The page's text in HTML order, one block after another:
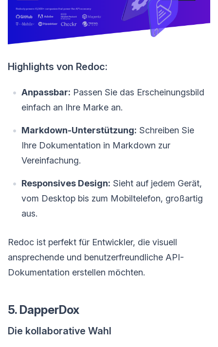
Highlights von Redoc:
Anpassbar: Passen Sie das Erscheinungsbild
einfach an Ihre Marke an.
Markdown-Unterstützung: Schreiben Sie
Ihre Dokumentation in Markdown zur
Vereinfachung.
Responsives Design: Sieht auf jedem Gerät,
vom Desktop bis zum Mobiltelefon, großartig
aus.
Redoc ist perfekt für Entwickler, die visuell
ansprechende und benutzerfreundliche API-
Dokumentation erstellen möchten.
5. DapperDox
Die kollaborative Wahl